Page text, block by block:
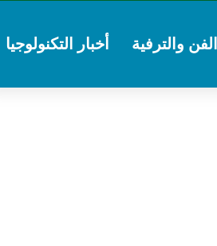
الفن والترفية أخبار التكنولوجيا